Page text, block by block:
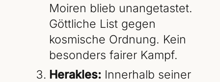
Moiren blieb unangetastet.
Göttliche List gegen
kosmische Ordnung. Kein
besonders fairer Kampf.
Herakles: Innerhalb seiner